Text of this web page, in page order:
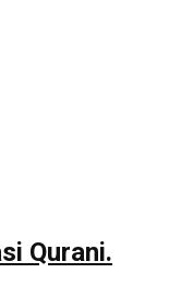
Qurani.